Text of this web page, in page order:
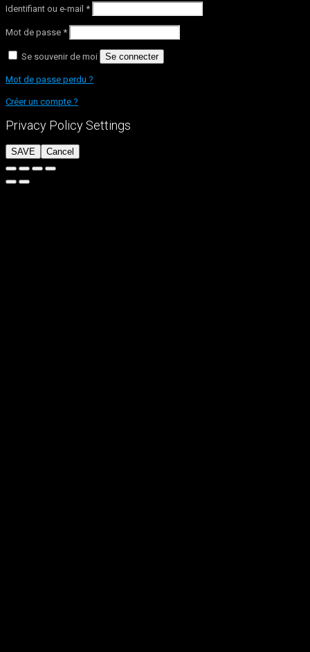
Identifiant ou e-mail *
Mot de passe *
Se souvenir de moi Se connecter
Mot de passe perdu ?
Créer un compte ?
Privacy Policy Settings
SAVE Cancel